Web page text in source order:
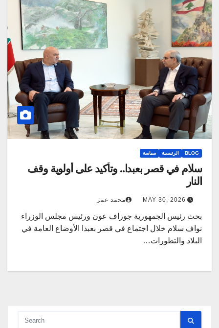
BLOG الرئيسية سياسة
سلام في قصر بعبدا.. وتأكيد على أولوية وقف
النار
MAY 30, 2026 محمد عمر
بحث رئيس الجمهورية جوزاف عون ورئيس مجلس الوزراء
نواف سلام خلال اجتماع في قصر بعبدا الأوضاع العامة في
البلاد والتطورات…